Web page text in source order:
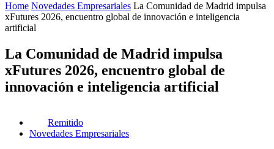
Home Novedades Empresariales La Comunidad de Madrid impulsa
xFutures 2026, encuentro global de innovación e inteligencia
artificial
La Comunidad de Madrid impulsa
xFutures 2026, encuentro global de
innovación e inteligencia artificial
Remitido
Novedades Empresariales